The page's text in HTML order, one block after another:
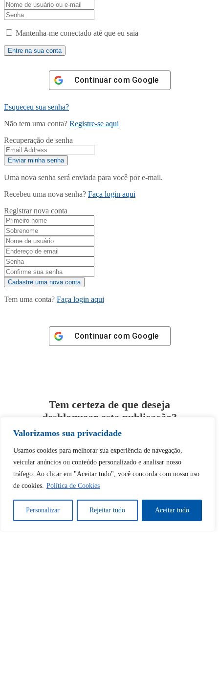
Valorizamos sua privacidade
Usamos cookies para melhorar sua experiência de navegação,
veicular anúncios ou conteúdo personalizado e analisar nosso
tráfego. Ao clicar em "Aceitar tudo", você concorda com nosso uso
de cookies. Política de Cookies
Personalizar Rejeitar tudo Aceitar tudo
Mantenha-me conectado até que eu saia
Continuar com Google
Esqueceu sua senha?
Não tem uma conta? Registre-se aqui
Recuperação de senha
Uma nova senha será enviada para você por e-mail.
Recebeu uma nova senha? Faça login aqui
Registrar nova conta
Tem uma conta? Faça login aqui
Continuar com Google
Tem certeza de que deseja
desbloquear esta publicação?
Desbloquear esquerda : 0
Sim Não